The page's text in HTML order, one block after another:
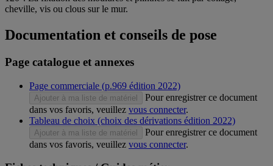
cheville, vis ou clous sur le mur.
Documentation et conseils de pose
Page catalogue et annexes
Page commerciale (p.969 édition 2022)
Ajouter à ma liste de matériel
Pour enregistrer ce document
dans vos favoris, veuillez vous connecter.
Tableau de choix (choix des dérivations édition 2022)
Ajouter à ma liste de matériel
Pour enregistrer ce document
dans vos favoris, veuillez vous connecter.